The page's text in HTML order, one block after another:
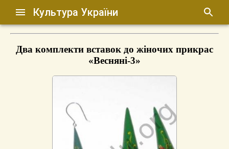
Культура України
Два комплекти вставок до жіночих прикрас
«Весняні-3»